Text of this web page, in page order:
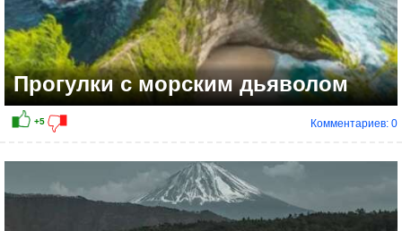
Прогулки с морским дьяволом
Комментариев: 0